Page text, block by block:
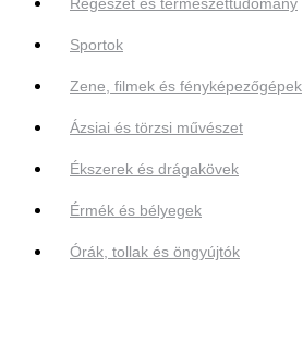
Régészet és természettudomány
Sportok
Zene, filmek és fényképezőgépek
Ázsiai és törzsi művészet
Ékszerek és drágakövek
Érmék és bélyegek
Órák, tollak és öngyújtók